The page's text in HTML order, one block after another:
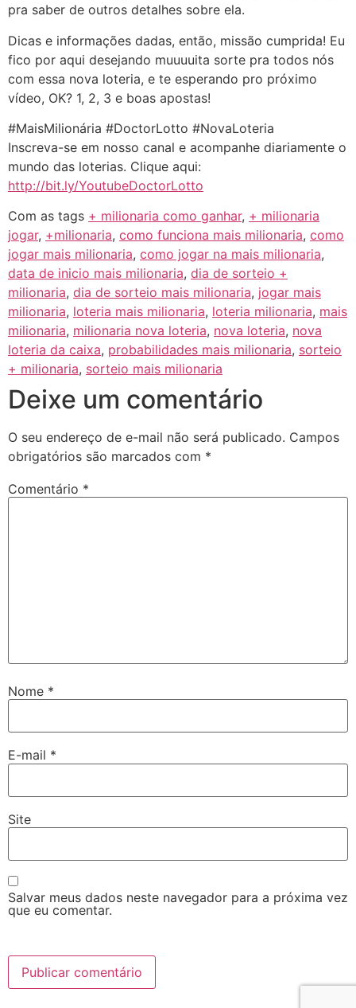
pra saber de outros detalhes sobre ela.
Dicas e informações dadas, então, missão cumprida! Eu
fico por aqui desejando muuuuita sorte pra todos nós
com essa nova loteria, e te esperando pro próximo
vídeo, OK? 1, 2, 3 e boas apostas!
#MaisMilionária #DoctorLotto #NovaLoteria
Inscreva-se em nosso canal e acompanhe diariamente o
mundo das loterias. Clique aqui:
http://bit.ly/YoutubeDoctorLotto
Com as tags + milionaria como ganhar, + milionaria
jogar, +milionaria, como funciona mais milionaria, como
jogar mais milionaria, como jogar na mais milionaria,
data de inicio mais milionaria, dia de sorteio +
milionaria, dia de sorteio mais milionaria, jogar mais
milionaria, loteria mais milionaria, loteria milionaria, mais
milionaria, milionaria nova loteria, nova loteria, nova
loteria da caixa, probabilidades mais milionaria, sorteio
+ milionaria, sorteio mais milionaria
Deixe um comentário
O seu endereço de e-mail não será publicado. Campos
obrigatórios são marcados com *
Comentário *
Nome *
E-mail *
Site
Salvar meus dados neste navegador para a próxima vez
que eu comentar.